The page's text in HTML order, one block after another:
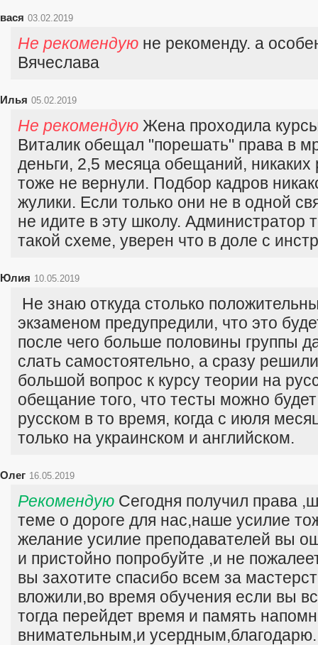
вася 03.02.2019
Не рекомендую не рекоменду. а
Вячeслава
Илья 05.02.2019
Не рекомендую Жена проходила
Виталик обещал "порешать" права в
деньги, 2,5 месяца обещаний, никаких
тоже не вернули. Подбор кадров
жулики. Если только они не в одной
не идите в эту школу. Администратор
такой схеме, уверен что в доле с
Юлия 10.05.2019
Не знаю откуда столько
экзаменом предупредили, что это
после чего больше половины группы
слать самостоятельно, а сразу
большой вопрос к курсу теории на
обещание того, что тесты можно
русском в то время, когда с июля
только на украинском и английском.
Олег 16.05.2019
Рекомендую Сегодня получил права
теме о дороге для нас,наше усилие
желание усилие преподавателей вы
и пристойно попробуйте ,и не
вы захотите спасибо всем за
вложили,во время обучения если вы
тогда перейдет время и память
внимательным,и усердным,благодарю.